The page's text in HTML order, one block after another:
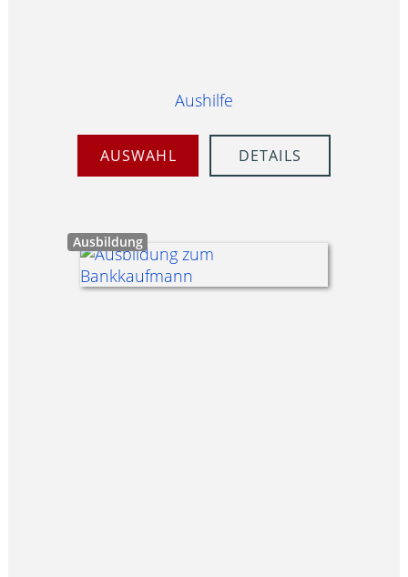
Aushilfe
AUSWAHL DETAILS
Ausbildung